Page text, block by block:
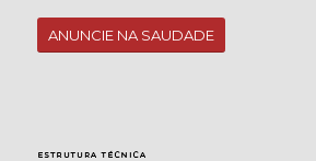
ANUNCIE NA SAUDADE